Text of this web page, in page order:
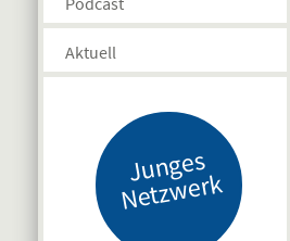
Aktuell
J
u
n
g
es
N
etz
w
er
k